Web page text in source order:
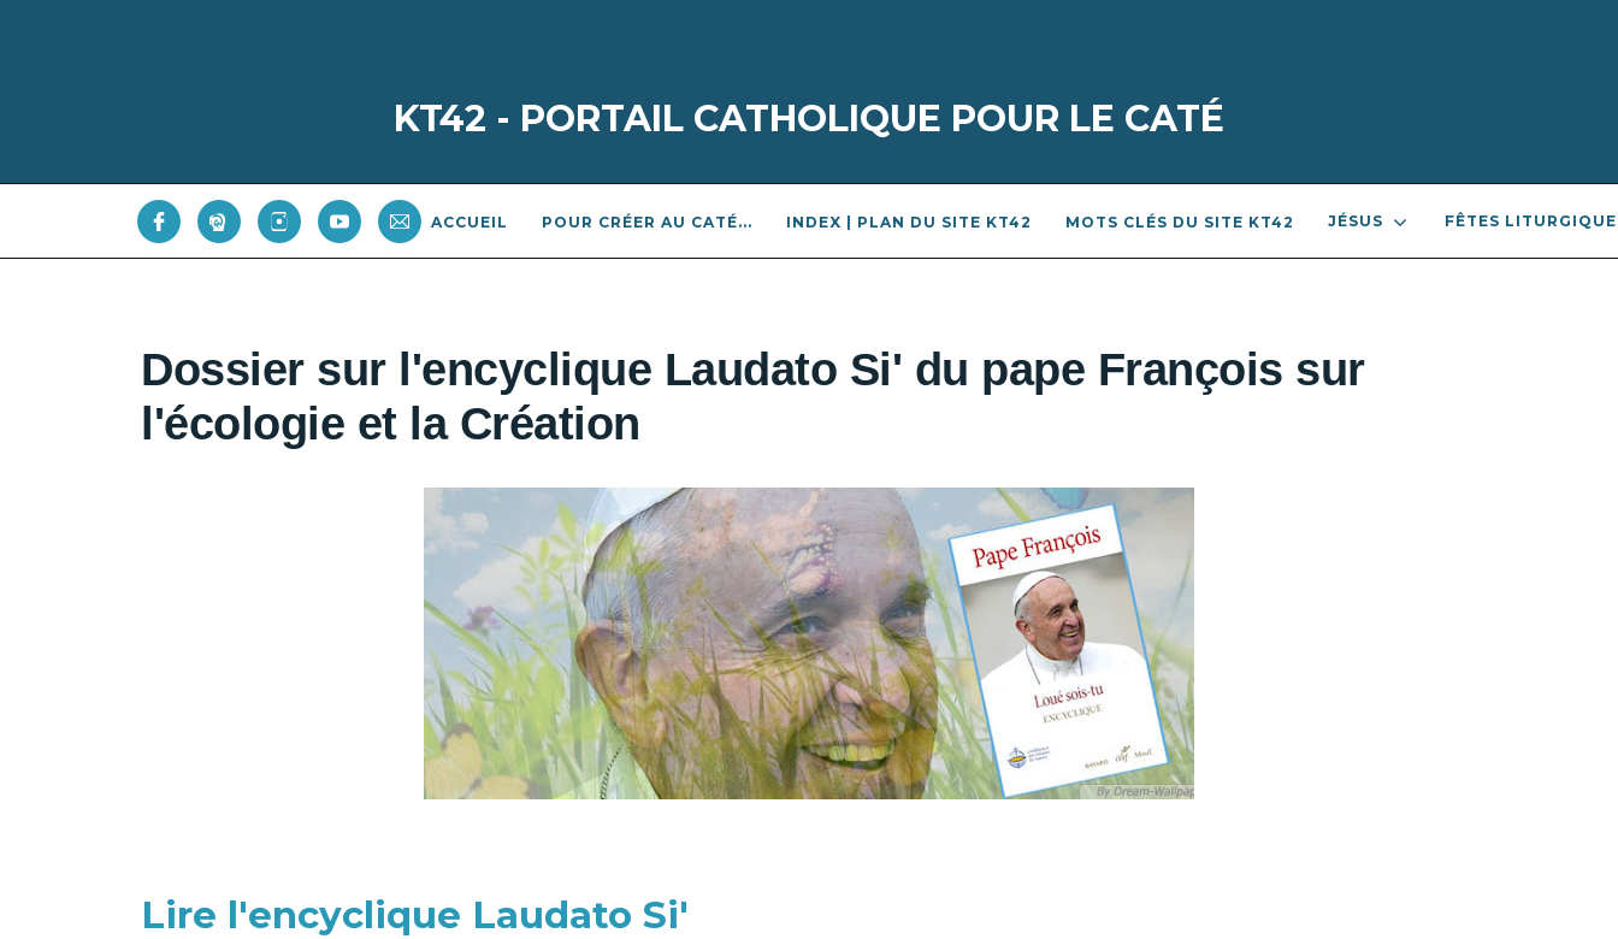
KT42 - PORTAIL CATHOLIQUE POUR LE CATÉ
ACCUEIL POUR CRÉER AU CATÉ... INDEX | PLAN DU SITE KT42 MOTS CLÉS DU SITE KT42 JÉSUS FÊTES
Dossier sur l'encyclique Laudato Si' du pape François sur
l'écologie et la Création
Lire l'encyclique Laudato Si'